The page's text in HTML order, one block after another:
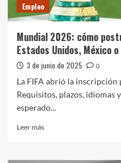
Empleo
Mundial 2026: cómo
Estados Unidos, México o
3 de junio de 2025
0
La FIFA abrió la
Requisitos, plazos, idiomas
esperado...
Leer másLeer
Mundial